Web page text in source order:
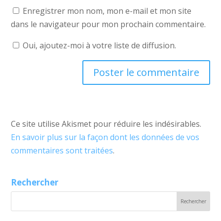
Enregistrer mon nom, mon e-mail et mon site
dans le navigateur pour mon prochain commentaire.
Oui, ajoutez-moi à votre liste de diffusion.
Ce site utilise Akismet pour réduire les indésirables.
En savoir plus sur la façon dont les données de vos
commentaires sont traitées.
Rechercher